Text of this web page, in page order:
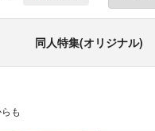
同人特集(オリジナル)
も